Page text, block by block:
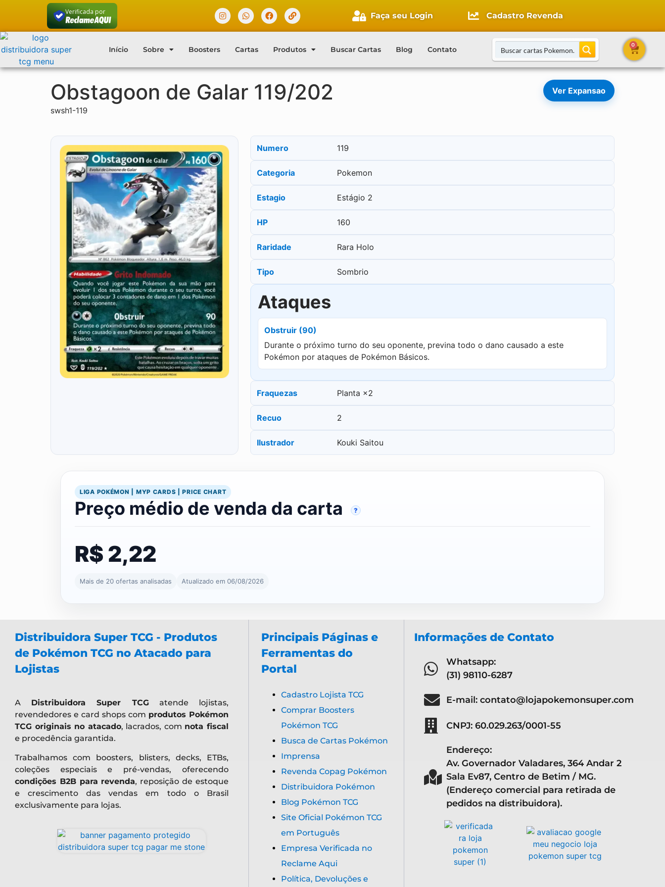
Verificada por Faça seu Login Cadastro Revenda
Início Sobre Boosters Cartas Produtos Buscar Cartas Blog Contato
0
Obstagoon de Galar 119/202
swsh1-119
Ver Expansao
Numero 119
Categoria Pokemon
Estagio Estágio 2
HP 160
Raridade Rara Holo
Tipo Sombrio
Ataques
Obstruir (90)
Durante o próximo turno do seu oponente, previna todo o dano causado a este
Pokémon por ataques de Pokémon Básicos.
Fraquezas Planta ×2
Recuo 2
Ilustrador Kouki Saitou
LIGA POKÉMON | MYP CARDS | PRICE CHART
Preço médio de venda da carta ?
R$ 2,22
Mais de 20 ofertas analisadas Atualizado em 06/08/2026
Distribuidora Super TCG - Produtos
de Pokémon TCG no Atacado para
Lojistas
A Distribuidora Super TCGatende lojistas,
revendedores e card shops com produtos Pokémon
TCG originais no atacado, lacrados, com nota fiscal
e procedência garantida.
Trabalhamos com boosters, blisters, decks, ETBs,
coleções especiais e pré-vendas, oferecendo
condições B2B para revenda, reposição de estoque
e crescimento das vendas em todo o Brasil
exclusivamente para lojas.
Principais Páginas e
Ferramentas do
Portal
Cadastro Lojista TCG
Comprar Boosters
Pokémon TCG
Busca de Cartas Pokémon
Imprensa
Revenda Copag Pokémon
Distribuidora Pokémon
Blog Pokémon TCG
Site Oficial Pokémon TCG
em Português
Empresa Verificada no
Reclame Aqui
Política, Devoluções e
Informações de Contato
Whatsapp:
(31) 98110-6287
E-mail: contato@lojapokemonsuper.com
CNPJ: 60.029.263/0001-55
Endereço:
Av. Governador Valadares, 364 Andar 2
Sala Ev87, Centro de Betim / MG.
(Endereço comercial para retirada de
pedidos na distribuidora).